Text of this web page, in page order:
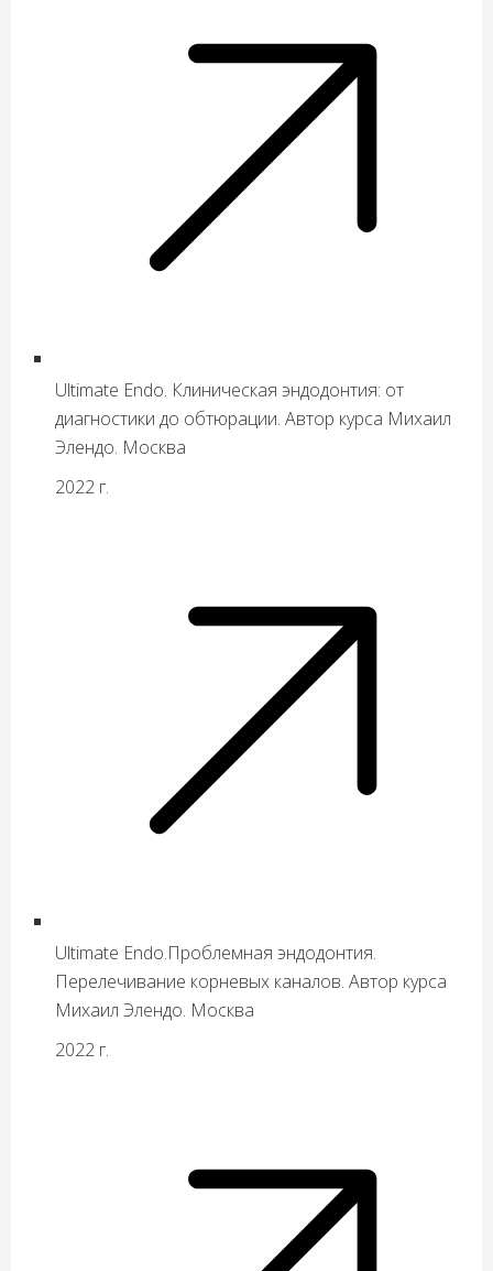
Ultimate Endo. Клиническая эндодонтия: от
диагностики до обтюрации. Автор курса Михаил
Элендо. Москва
2022 г.
Ultimate Endo.Проблемная эндодонтия.
Перелечивание корневых каналов. Автор курса
Михаил Элендо. Москва
2022 г.